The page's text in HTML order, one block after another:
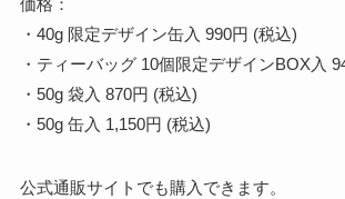
価格：
・40g 限定デザイン缶入 990円 (税込)
・ティーバッグ 10個限定デザインBOX入
・50g 袋入 870円 (税込)
・50g 缶入 1,150円 (税込)
公式通販サイトでも購入できます。